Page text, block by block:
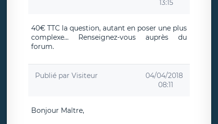
13:15
40€ TTC la question, autant en poser une plus
complexe... Renseignez-vous auprès du
forum.
Publié par Visiteur
04/04/2018
08:11
Bonjour Maître,